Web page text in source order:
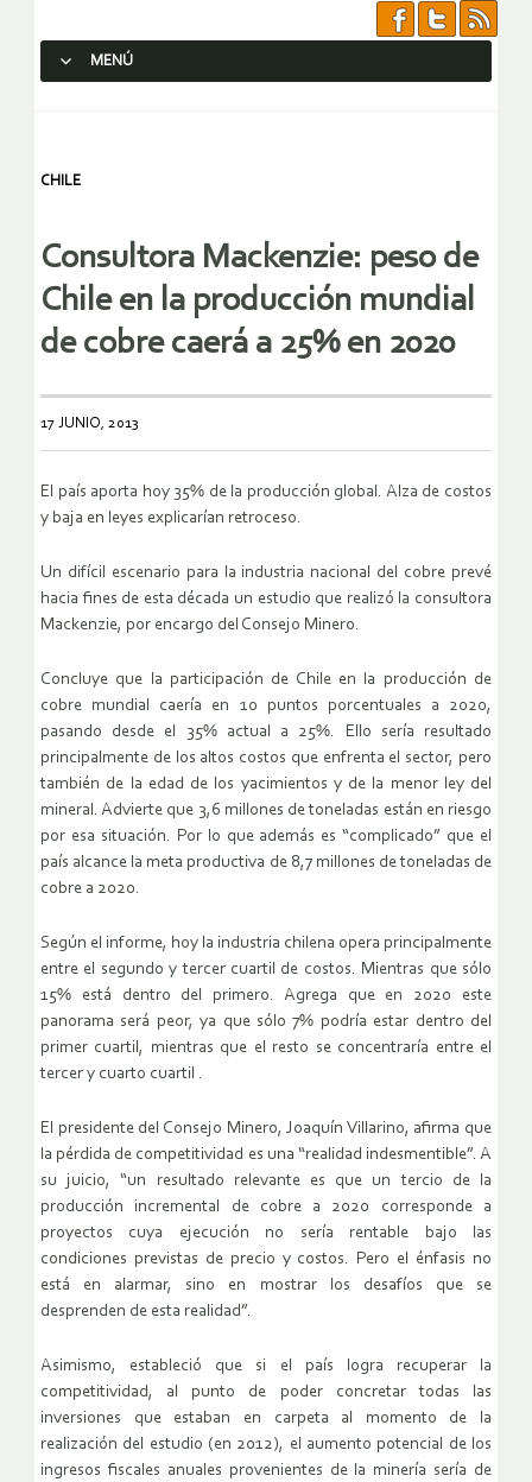
MENÚ
CHILE
Consultora Mackenzie: peso de
Chile en la producción mundial
de cobre caerá a 25% en 2020
17 JUNIO, 2013
El país aporta hoy 35% de la producción global. Alza de costos
y baja en leyes explicarían retroceso.
Un difícil escenario para la industria nacional del cobre prevé
hacia fines de esta década un estudio que realizó la consultora
Mackenzie, por encargo del Consejo Minero.
Concluye que la participación de Chile en la producción de
cobre mundial caería en 10 puntos porcentuales a 2020,
pasando desde el 35% actual a 25%. Ello sería resultado
principalmente de los altos costos que enfrenta el sector, pero
también de la edad de los yacimientos y de la menor ley del
mineral. Advierte que 3,6 millones de toneladas están en riesgo
por esa situación. Por lo que además es “complicado” que el
país alcance la meta productiva de 8,7 millones de toneladas de
cobre a 2020.
Según el informe, hoy la industria chilena opera principalmente
entre el segundo y tercer cuartil de costos. Mientras que sólo
15% está dentro del primero. Agrega que en 2020 este
panorama será peor, ya que sólo 7% podría estar dentro del
primer cuartil, mientras que el resto se concentraría entre el
tercer y cuarto cuartil .
El presidente del Consejo Minero, Joaquín Villarino, afirma que
la pérdida de competitividad es una “realidad indesmentible”. A
su juicio, “un resultado relevante es que un tercio de la
producción incremental de cobre a 2020 corresponde a
proyectos cuya ejecución no sería rentable bajo las
condiciones previstas de precio y costos. Pero el énfasis no
está en alarmar, sino en mostrar los desafíos que se
desprenden de esta realidad”.
Asimismo, estableció que si el país logra recuperar la
competitividad, al punto de poder concretar todas las
inversiones que estaban en carpeta al momento de la
realización del estudio (en 2012), el aumento potencial de los
ingresos fiscales anuales provenientes de la minería sería de